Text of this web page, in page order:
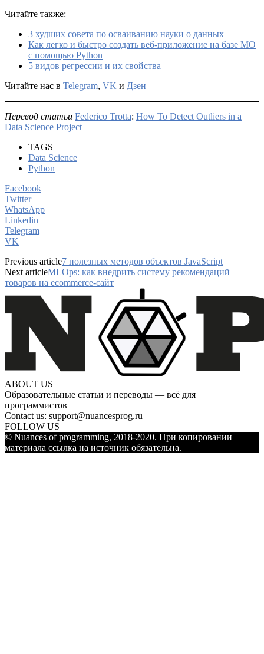
Читайте также:
3 худших совета по осваиванию науки о данных
Как легко и быстро создать веб-приложение на базе МО
с помощью Python
5 видов регрессии и их свойства
Читайте нас в Telegram, VK и Дзен
Перевод статьи Federico Trotta: How To Detect Outliers in a
Data Science Project
TAGS
Data Science
Python
Facebook
Twitter
WhatsApp
Linkedin
Telegram
VK
Previous article7 полезных методов объектов JavaScript
Next articleMLOps: как внедрить систему рекомендаций
товаров на ecommerce-сайт
ABOUT US
Образовательные статьи и переводы — всё для
программистов
Contact us: support@nuancesprog.ru
FOLLOW US
© Nuances of programming, 2018-2020. При копировании
материала ссылка на источник обязательна.